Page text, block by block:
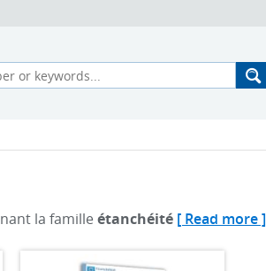
la famille étanchéité [ Read more ]